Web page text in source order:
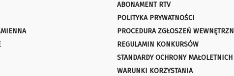
ABONAMENT RTV
POLITYKA PRYWATNOŚCI
PROCEDURA ZGŁOSZEŃ
REGULAMIN KONKURSÓW
STANDARDY OCHRONY MAŁOLETNICH
WARUNKI KORZYSTANIA